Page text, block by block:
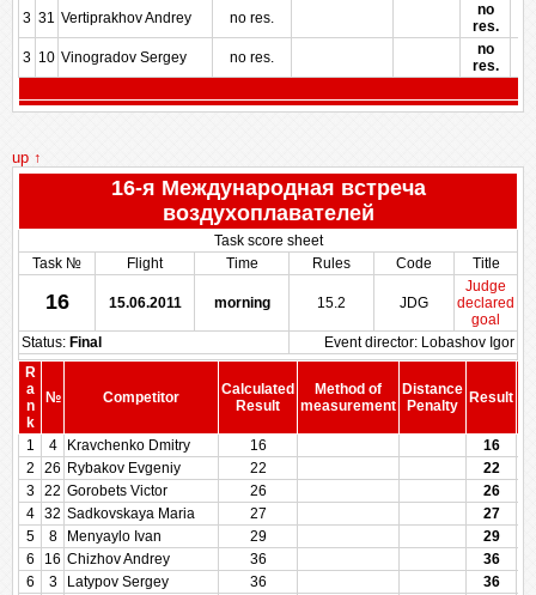
3 31 Vertiprakhov Andrey no res.
no
res.
3 10 Vinogradov Sergey no res.
no
res.
up ↑
16-я Международная встреча
воздухоплавателей
Task score sheet
Task №
Flight Time Rules Code Title
16 15.06.2011 morning 15.2 JDG
Judge
declared
goal
Status: Final
Event director: Lobashov Igor
R
a
n
k
№ Competitor
Calculated
Result
Method of
measurement
Distance
Penalty
Result
1
4 Kravchenko Dmitry 16
16
2
26 Rybakov Evgeniy 22
22
3
22 Gorobets Victor 26
26
4
32 Sadkovskaya Maria 27
27
5
8 Menyaylo Ivan 29
29
6
16 Chizhov Andrey 36
36
6
3 Latypov Sergey 36
36